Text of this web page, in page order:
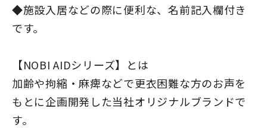
◆施設入居などの際に便利な、名前記入欄付き
です。
【NOBI AIDシリーズ】とは
加齢や拘縮・麻痺などで更衣困難な方のお声を
もとに企画開発した当社オリジナルブランドで
す。